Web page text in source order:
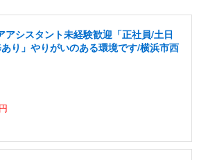
アシスタント未経験歓迎「正社員/土日
り」やりがいのある環境です/横浜市西